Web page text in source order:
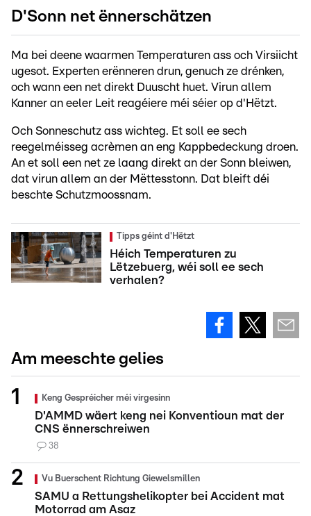
D'Sonn net ënnerschätzen
Ma bei deene waarmen Temperaturen ass och Virsiicht
ugesot. Experten erënneren drun, genuch ze drénken,
och wann een net direkt Duuscht huet. Virun allem
Kanner an eeler Leit reagéiere méi séier op d'Hëtzt.
Och Sonneschutz ass wichteg. Et soll ee sech
reegelméisseg acrèmen an eng Kappbedeckung droen.
An et soll een net ze laang direkt an der Sonn bleiwen,
dat virun allem an der Mëttesstonn. Dat bleift déi
beschte Schutzmoossnam.
Tipps géint d'Hëtzt
Héich Temperaturen zu
Lëtzebuerg, wéi soll ee sech
verhalen?
Am meeschte gelies
Keng Gespréicher méi virgesinn
D'AMMD wäert keng nei Konventioun mat der
CNS ënnerschreiwen
38
Vu Buerschent Richtung Giewelsmillen
SAMU a Rettungshelikopter bei Accident mat
Motorrad am Asaz